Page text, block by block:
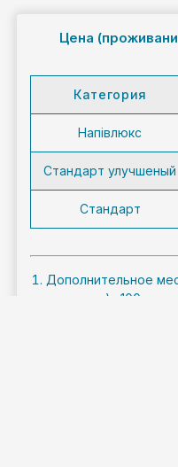
Цена
Категория
Напівлюкс
Стандарт улучшеный
Стандарт
Дополнительное
стандарт) –100 грн.